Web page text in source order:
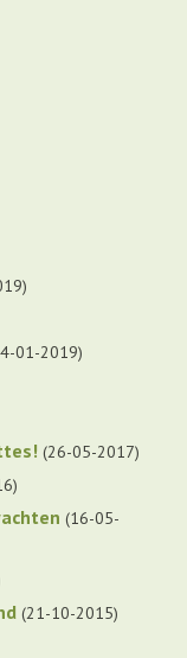
01-2019
26-05-2017
16-05-
21-10-2015